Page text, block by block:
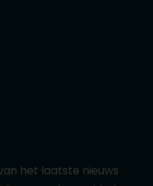
het laatste nieuws